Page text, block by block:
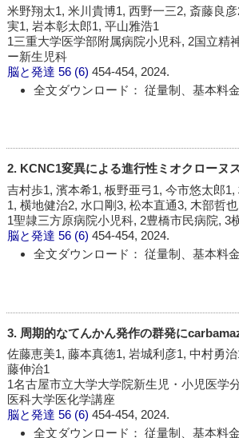
米野翔太1, 米川貴博1, 西野一三2, 斎藤良
実1, 岩本彰太郎1, 平山雅浩1
1三重大学医学部附属病院小児科, 2国立精
ー新生児科
脳と発達 56 (6)454-454, 2024.
全文ダウンロード： 従量制、基本料
2. KCNC1変異による進行性ミオクローヌ
吉村歩1, 濱本希1, 板野亜弓1, 今市悠太郎
1, 横地健治2, 水口剛3, 松本直通3, 木部哲
1聖隷三方原病院小児科, 2豊橋市民病院, 3
脳と発達 56 (6)454-454, 2024.
全文ダウンロード： 従量制、基本料
3. 周期的なてんかん発作の群発に
佐藤恵美1, 藤本真徳1, 岩城利彦1, 中村勇
藤伸治1
1名古屋市立大学大学院新生児・小児医学
医科大学医化学講座
脳と発達 56 (6)454-454, 2024.
全文ダウンロード： 従量制、基本料